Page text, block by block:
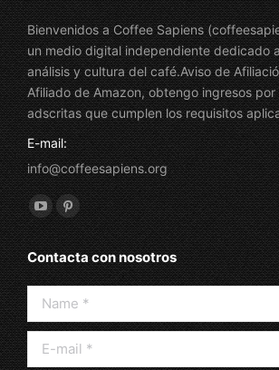
Bienvenidos a Coffee Sapiens
un medio digital independiente dedicado
análisis y cultura del café.Aviso de
Afiliado de Amazon, obtengo ingresos
adscritas que cumplen los requisitos
E-mail:
info@coffeesapiens.org
Find us on:
YouTube
page
opens
in
new
window
Pinterest
page
opens
in
new
window
Contacta con nosotros
Name *
E-mail *